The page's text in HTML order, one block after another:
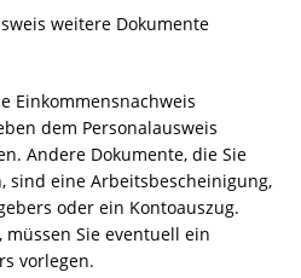
weitere Dokumente
Einkommensnachweis
dem Personalausweis
Andere Dokumente, die Sie
sind eine Arbeitsbescheinigung,
oder ein Kontoauszug.
Sie eventuell ein
vorlegen.